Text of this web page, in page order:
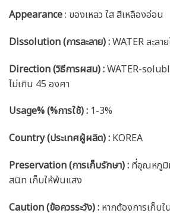
Appearance: ของเหลว ใส สีเหลืองอ่อน
Dissolution (การละลาย) :WATER ละลา
Direction (วิธีการผสม) :WATER-
ไม่เกิน 45 องศา
Usage% (%การใช้) : 1-3%
Country (ประเทศผู้ผลิต) : KOREA
Preservation (การเก็บรักษา) : ที่อุณหภูมิ
สนิท เก็บให้พ้นแสง
Caution(ข้อควรระวัง) : หากต้องการเก็บใ